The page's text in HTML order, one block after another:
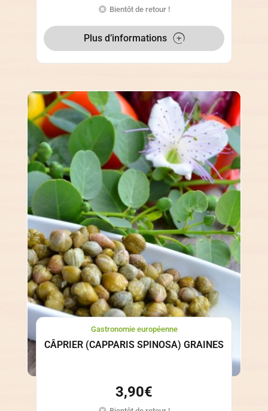
Bientôt de retour !
Plus d’informations
Gastronomie européenne
CÂPRIER (CAPPARIS SPINOSA) GRAINES
3,90€